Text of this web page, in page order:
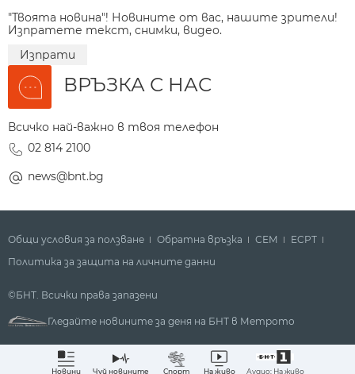
"Твоята новина"! Новините от вас, нашите зрители!
Изпратете текст, снимки, видео.
Изпрати
ВРЪЗКА С НАС
Всичко най-важно в твоя телефон
02 814 2100
news@bnt.bg
Новини Чуй новините Спорт На живо Аудио: На живо
Общи условия за ползване Обратна връзка СЕМ
ECPT
Политика за защита на личните данни
©БНТ. Всички права запазени
Гледайте новините за деня на БНТ в Метрото